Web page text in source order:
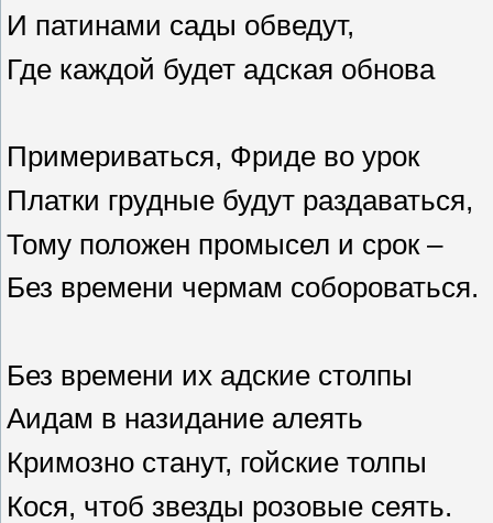
И патинами сады обведут,
Где каждой будет адская обнова
Примериваться, Фриде во урок
Платки грудные будут раздаваться,
Тому положен промысел и срок –
Без времени чермам собороваться.
Без времени их адские столпы
Аидам в назидание алеять
Кримозно станут, гойские толпы
Кося, чтоб звезды розовые сеять.